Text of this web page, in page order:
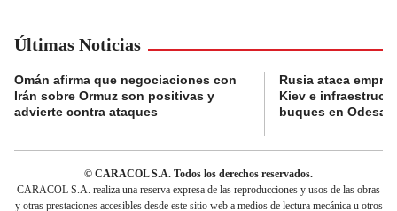
Últimas Noticias
Omán afirma que negociaciones con
Irán sobre Ormuz son positivas y
advierte contra ataques
Rusia ataca
Kiev e
buques en Odesa
© CARACOL S.A. Todos los derechos reservados.
CARACOL S.A. realiza una reserva expresa de las reproducciones y usos de las obras
y otras prestaciones accesibles desde este sitio web a medios de lectura mecánica u otros